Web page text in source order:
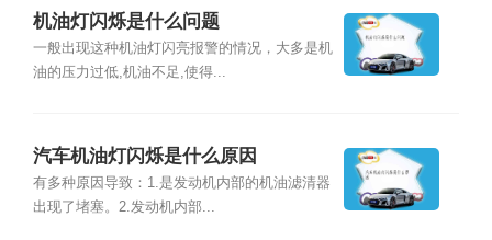
机油灯闪烁是什么问题
一般出现这种机油灯闪亮报警的情况，大多是机
油的压力过低,机油不足,使得...
汽车机油灯闪烁是什么原因
有多种原因导致：1.是发动机内部的机油滤清器
出现了堵塞。2.发动机内部...